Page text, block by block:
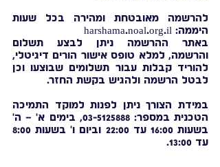
להרשמה מאובטחת ומהירה בכל שעות
היממה: harshama.noal.org.il
באתר ההרשמה ניתן לבצע תשלום
והרשמה, למלא טופס אישור הורים דיגיטלי,
להוריד קבלות עבור תשלומים שבוצעו וכן
לבטל הרשמה ולהגיש בקשת החזר.
במידת הצורך ניתן לפנות למוקד התמיכה
הטכנית במספר:03-5125888, בימים א' – ה'
בשעות 16:00 עד 22:00 וביום ו' בשעות 8:00
עד 13:00.